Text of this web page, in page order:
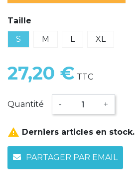
Taille
S
M L XL
27,20 € TTC
Quantité - +
 Derniers articles en stock.
PARTAGER PAR EMAIL